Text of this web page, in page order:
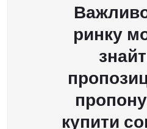
ринку
купити